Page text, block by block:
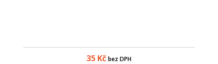
35 Kč bez DPH